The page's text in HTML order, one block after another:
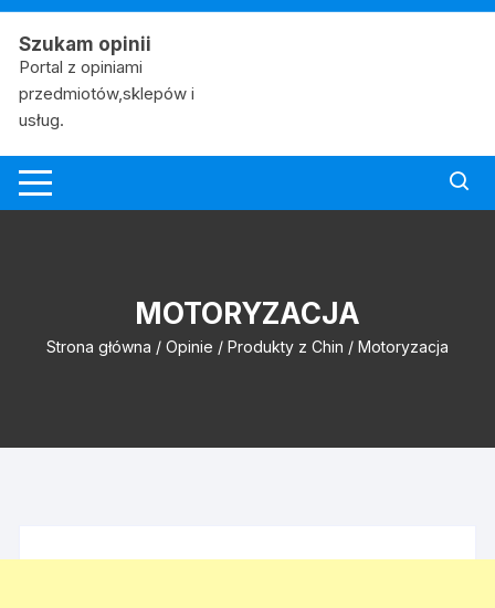
Skip
content
Szukam opinii
Portal z opiniami
przedmiotów,sklepów i
usług.
MOTORYZACJA
Strona główna / Opinie / Produkty z Chin / Motoryzacja